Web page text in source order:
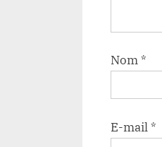
Nom*
E-mail*